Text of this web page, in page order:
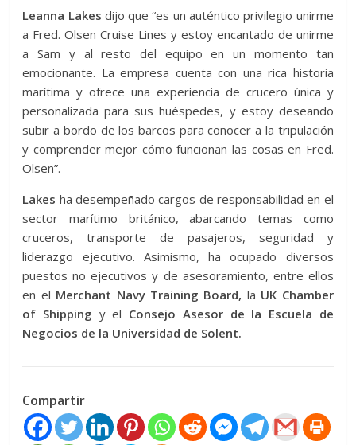
Leanna Lakes dijo que “es un auténtico privilegio unirme
a Fred. Olsen Cruise Lines y estoy encantado de unirme
a Sam y al resto del equipo en un momento tan
emocionante. La empresa cuenta con una rica historia
marítima y ofrece una experiencia de crucero única y
personalizada para sus huéspedes, y estoy deseando
subir a bordo de los barcos para conocer a la tripulación
y comprender mejor cómo funcionan las cosas en Fred.
Olsen”.
Lakes ha desempeñado cargos de responsabilidad en el
sector marítimo británico, abarcando temas como
cruceros, transporte de pasajeros, seguridad y
liderazgo ejecutivo. Asimismo, ha ocupado diversos
puestos no ejecutivos y de asesoramiento, entre ellos
en el Merchant Navy Training Board, la UK Chamber
of Shipping y el Consejo Asesor de la Escuela de
Negocios de la Universidad de Solent.
Compartir